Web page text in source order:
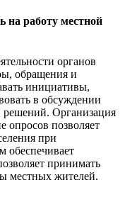
на работу местной
органов
обращения и
инициативы,
в обсуждении
Организация
опросов позволяет
при
обеспечивает
принимать
местных жителей.